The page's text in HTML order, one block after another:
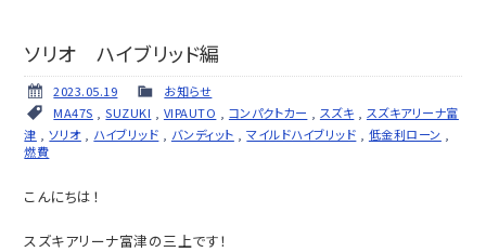
ソリオ ハイブリッド編
2023.05.19
お知らせ
MA47S ,SUZUKI VIPAUTO コンパクトカー スズキ
スズキアリーナ富
津 ,ソリオ, ハイブリッド バンディット ,マイルドハイブリッド 低金利ローン
燃費
こんにちは！
スズキアリーナ富津の三上です！